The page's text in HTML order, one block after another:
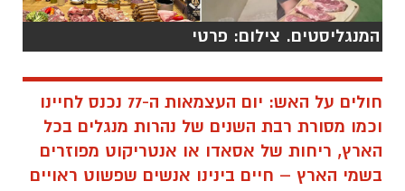
חולים על האש: יום העצמאות ה-77 נכנס לחיינו
וכמו מסורת רבת השנים של נהרות מנגלים בכל
בשמי הארץ – חיים בינינו אנשים שפשוט ראויים
לתואר "חולים" על 'על האש', שבכל הזדמנות
פותחים את המנגל ומתחילים לנפנף בקול תרועה.
כאלה שכבר יודעים לבחור את הבשר הנכון, איך
לתבל במידה, לבחור גחלים מתאימים לבערה,